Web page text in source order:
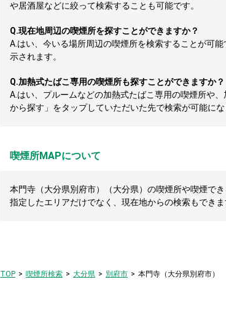
や居酒屋などに絞って検索することも可能です。
Q.現在地周辺の喫煙所を探すことができますか？
A. はい、今いる場所周辺の喫煙所を検索することが可
示されます。
Q.加熱式たばこ専用の喫煙所も探すことができますか？
A. はい、プルームなどの加熱式たばこ専用の喫煙所や
から探す」をタップしていただいた先で検索が可能にな
喫煙所MAPについて
本門寺（大分県別府市）（大分県）の喫煙所や喫煙で
指定したエリアだけでなく、現在地からの検索もでき
TOP 喫煙所検索 大分県 別府市 本門寺（大分県別府市）